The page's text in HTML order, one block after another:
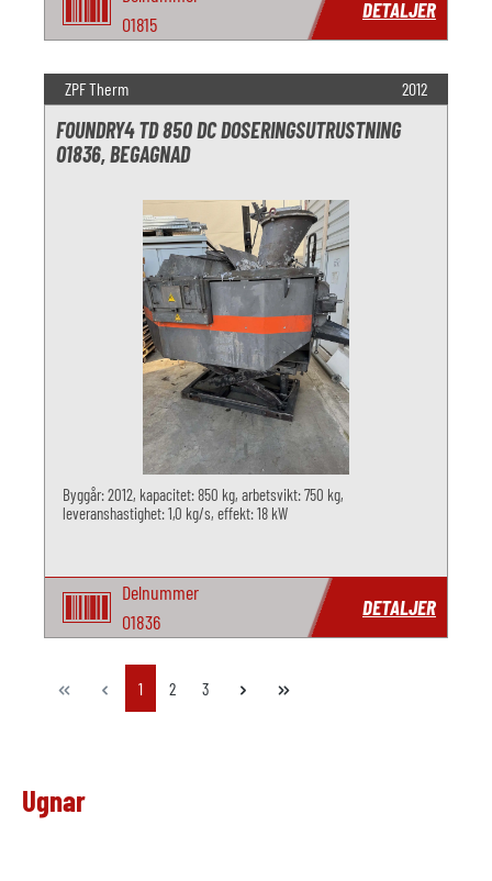
O1815
DETALJER
ZPF Therm 2012
FOUNDRY4 TD 850 DC DOSERINGSUTRUSTNING
O1836, BEGAGNAD
Byggår: 2012, kapacitet: 850 kg, arbetsvikt: 750 kg,
leveranshastighet: 1,0 kg/s, effekt: 18 kW
Delnummer
O1836
DETALJER
Sida
1 Sida
2 Sida
3
Ugnar